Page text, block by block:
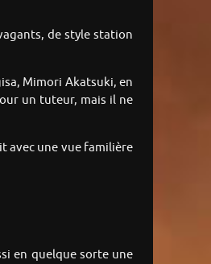
de style station
Mimori Akatsuki, en
un tuteur, mais il ne
avec une vue familière
en quelque sorte une